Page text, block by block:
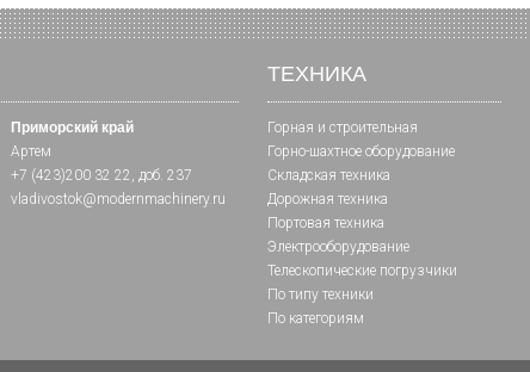
Приморский край
Артем
+7 (423)200 32 22
, доб. 237
vladivostok@modernmachinery.ru
ТЕХНИКА
Горная и cтроительная
Горно-шахтное оборудование
Складская техника
Дорожная техника
Портовая техника
Электрооборудование
Телескопические погрузчики
По типу техники
По категориям